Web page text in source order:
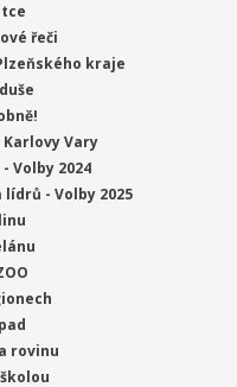
řeči
kraje
Vary
Volby 2024
- Volby 2025
rovinu